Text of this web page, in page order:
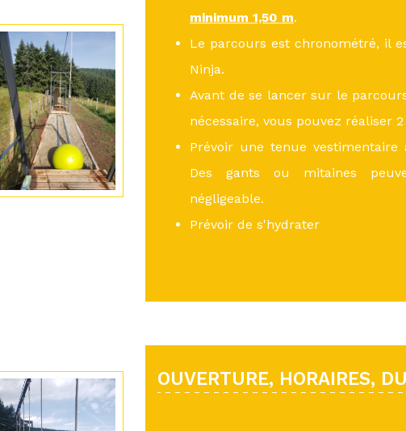
minimum 1,50 m.
Le parcours est chronométré, il
Ninja.
Avant de se lancer sur le
nécessaire, vous pouvez réaliser
Prévoir une tenue
Des gants ou mitaines
négligeable.
Prévoir de s'hydrater
OUVERTURE, HORAIRES,